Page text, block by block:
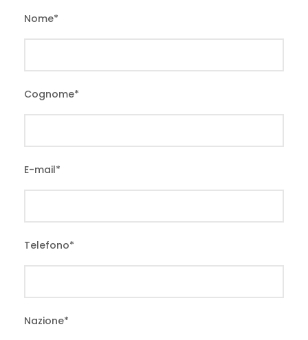
Nome*
Cognome*
E-mail*
Telefono*
Nazione*